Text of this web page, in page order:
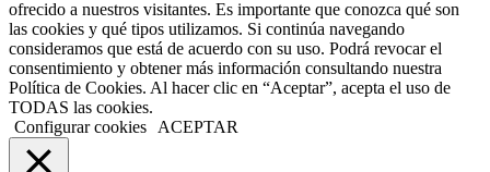
ofrecido a nuestros visitantes. Es importante que conozca qué son
las cookies y qué tipos utilizamos. Si continúa navegando
consideramos que está de acuerdo con su uso. Podrá revocar el
consentimiento y obtener más información consultando nuestra
Política de Cookies. Al hacer clic en “Aceptar”, acepta el uso de
TODAS las cookies.
Configurar cookies
ACEPTAR